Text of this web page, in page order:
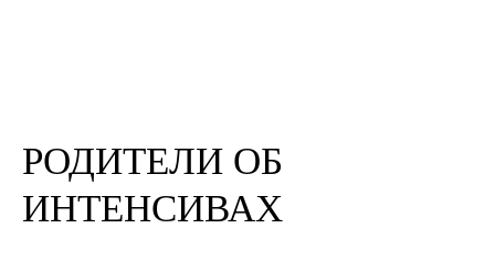
РОДИТЕЛИ ОБ
ИНТЕНСИВАХ